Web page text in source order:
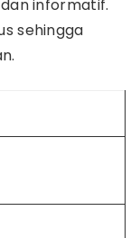
informatif.
sehingga